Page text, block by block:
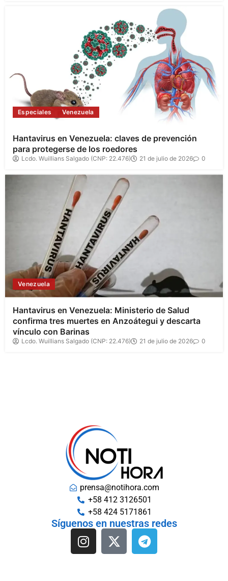
Especiales Venezuela
Hantavirus en Venezuela: claves de prevención
para protegerse de los roedores
Lcdo. Wuillians Salgado (CNP: 22.476) 21 de julio de 2026 0
Venezuela
Hantavirus en Venezuela: Ministerio de Salud
confirma tres muertes en Anzoátegui y descarta
vínculo con Barinas
Lcdo. Wuillians Salgado (CNP: 22.476) 21 de julio de 2026 0
prensa@notihora.com
+58 412 3126501
+58 424 5171861
Síguenos en nuestras redes